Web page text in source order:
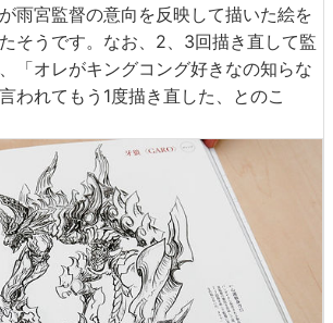
雨宮監督の意向を反映して描いた絵を
そうです。なお、2、3回描き直して監
「オレがキングコング好きなの知らな
われてもう1度描き直した、とのこ